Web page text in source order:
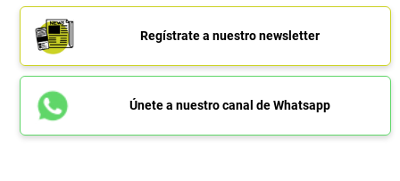
Regístrate a nuestro newsletter
Únete a nuestro canal de Whatsapp